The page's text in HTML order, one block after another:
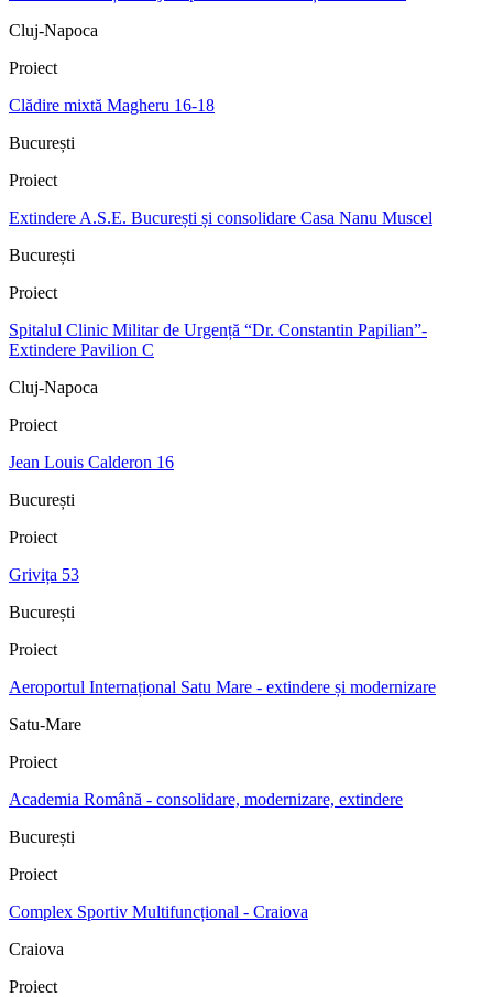
Cluj-Napoca
Proiect
Clădire mixtă Magheru 16-18
București
Proiect
Extindere A.S.E. București și consolidare Casa Nanu Muscel
București
Proiect
Spitalul Clinic Militar de Urgență “Dr. Constantin Papilian”-
Extindere Pavilion C
Cluj-Napoca
Proiect
Jean Louis Calderon 16
București
Proiect
Grivița 53
București
Proiect
Aeroportul Internațional Satu Mare - extindere și modernizare
Satu-Mare
Proiect
Academia Română - consolidare, modernizare, extindere
București
Proiect
Complex Sportiv Multifuncțional - Craiova
Craiova
Proiect